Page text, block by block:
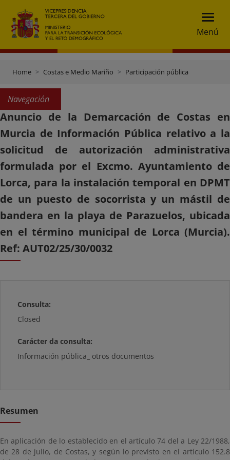
Menú
Home Costas e Medio Mariño Participación pública
Navegación
Anuncio de la Demarcación de Costas en
Murcia de Información Pública relativo a la
solicitud de autorización administrativa
formulada por el Excmo. Ayuntamiento de
Lorca, para la instalación temporal en DPMT
de un puesto de socorrista y un mástil de
bandera en la playa de Parazuelos, ubicada
en el término municipal de Lorca (Murcia).
Ref: AUT02/25/30/0032
Consulta:
Closed
Carácter da consulta:
Información pública_ otros documentos
Resumen
En aplicación de lo establecido en el artículo 74 del a Ley 22/1988,
de 28 de julio, de Costas, y según lo previsto en el artículo 152.8